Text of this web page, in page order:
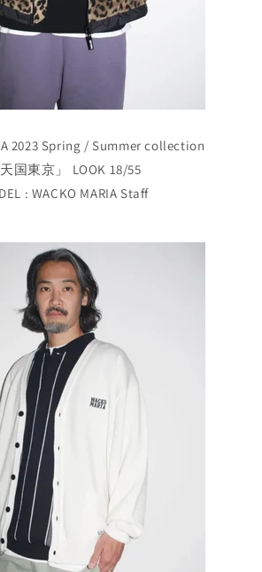
2023 Spring / Summer collection
天国東京」 LOOK 18/55
: WACKO MARIA Staff